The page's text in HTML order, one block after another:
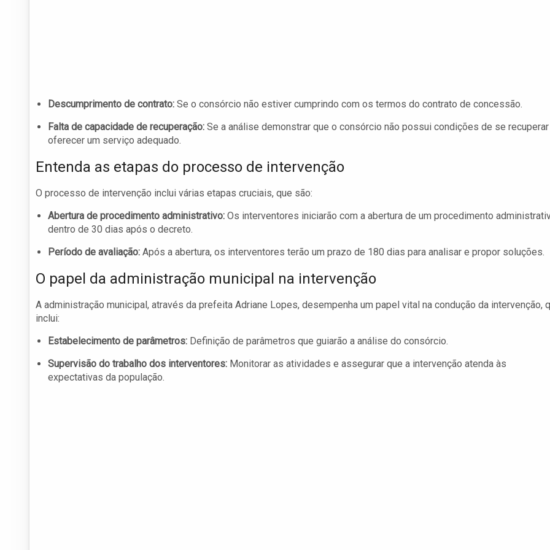
Descumprimento de contrato: Se o consórcio não estiver cumprindo com os termos do contrato de concessão.
Falta de capacidade de recuperação: Se a análise demonstrar que o consórcio não possui condições de se
oferecer um serviço adequado.
Entenda as etapas do processo de intervenção
O processo de intervenção inclui várias etapas cruciais, que são:
Abertura de procedimento administrativo: Os interventores iniciarão com a abertura de um procedimento
dentro de 30 dias após o decreto.
Período de avaliação: Após a abertura, os interventores terão um prazo de 180 dias para analisar e propor soluções.
O papel da administração municipal na intervenção
A administração municipal, através da prefeita Adriane Lopes, desempenha um papel vital na condução da intervenção,
inclui:
Estabelecimento de parâmetros: Definição de parâmetros que guiarão a análise do consórcio.
Supervisão do trabalho dos interventores: Monitorar as atividades e assegurar que a intervenção atenda às
expectativas da população.